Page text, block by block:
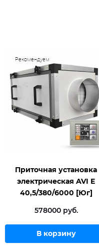
Рекомендуем
Приточная установка
электрическая AVI E
40,5/380/6000 [Юг]
578000 руб.
В корзину